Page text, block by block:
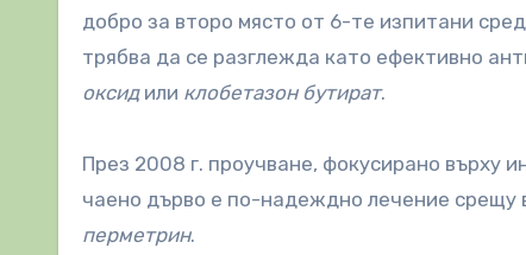
добро за второ място от 6-те изпитани
трябва да се разглежда като ефективно
оксидили клобетазон бутират.
През 2008 г. проучване, фокусирано върху
чаено дърво е по-надеждно лечение срещу
перметрин.